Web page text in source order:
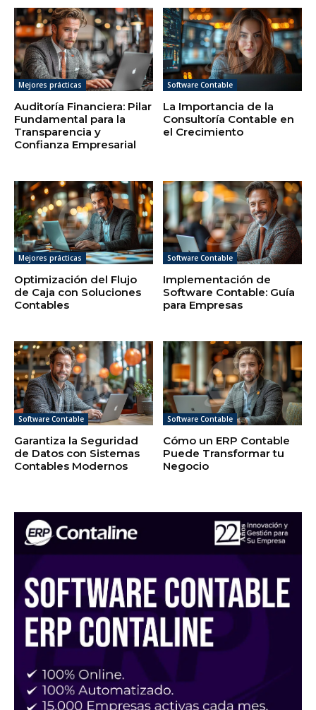
Mejores prácticas
Auditoría Financiera: Pilar
Fundamental para la
Transparencia y
Confianza Empresarial
Software Contable
La Importancia de la
Consultoría Contable en
el Crecimiento
Mejores prácticas
Optimización del Flujo
de Caja con Soluciones
Contables
Software Contable
Implementación de
Software Contable: Guía
para Empresas
Software Contable
Garantiza la Seguridad
de Datos con Sistemas
Contables Modernos
Software Contable
Cómo un ERP Contable
Puede Transformar tu
Negocio